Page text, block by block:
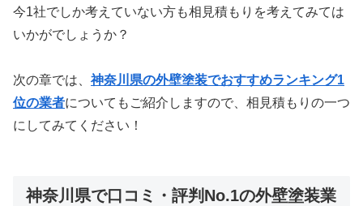
今1社でしか考えていない方も相見積もりを考えてみては
いかがでしょうか？
次の章では、 神奈川県の外壁塗装でおすすめランキング1
位の業者についてもご紹介しますので、相見積もりの一つ
にしてみてください！
神奈川県で口コミ・評判No.1の外壁塗装業